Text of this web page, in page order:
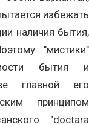
избежать
наличия бытия,
"мистики"
бытия и
главной его
принципом
"doctara